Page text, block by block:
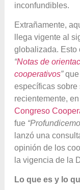
inconfundibles.
Extrañamente,
llega vigente al
globalizada. Esto
“Notas de
cooperativos”que
específicas sobre
recientemente,
Congreso
fue
lanzó una
opinión de los
la vigencia de la
Lo que es y lo